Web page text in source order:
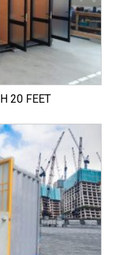
20 FEET